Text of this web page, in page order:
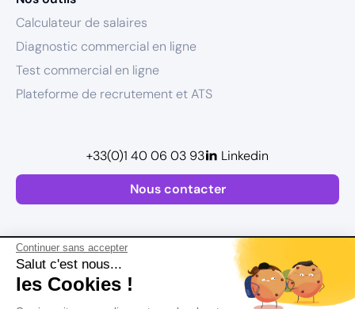
Continuer sans accepter
Salut c'est nous...
les Cookies !
Calculateur de salaires
Diagnostic commercial en ligne
Test commercial en ligne
Plateforme de recrutement et ATS
Nous contacter
+33(0)1 40 06 03 93 Linkedin